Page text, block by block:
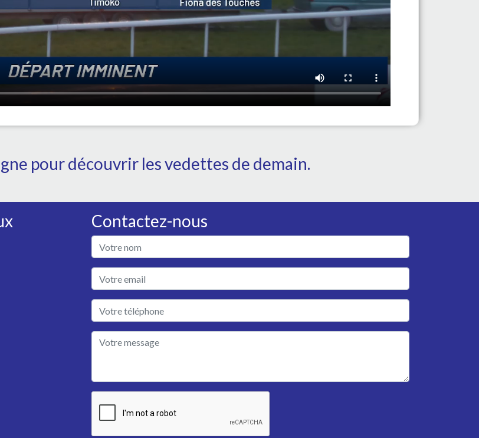
pour découvrir les vedettes de demain.
Contactez-nous